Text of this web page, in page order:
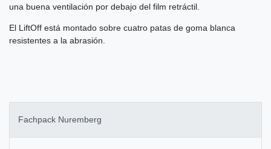
una buena ventilación por debajo del film retráctil.
El LiftOff está montado sobre cuatro patas de goma blanca
resistentes a la abrasión.
Fachpack Nuremberg